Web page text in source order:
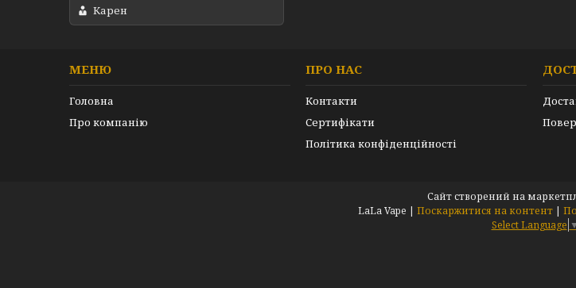
Карен
МЕНЮ
Головна
Про компанію
ПРО НАС
Контакти
Сертифікати
Політика конфіденційності
Сайт створений на
LaLa Vape | Поскаржитися на контент |
Select Language ▼